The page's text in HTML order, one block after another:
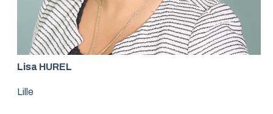
Lisa HUREL
Lille